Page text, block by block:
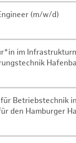
(m/w/d)
im
Betriebstechnik
den Hamburger